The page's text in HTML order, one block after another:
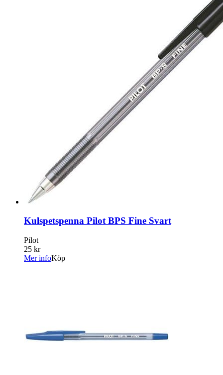
Kulspetspenna Pilot BPS Fine Svart
Pilot
25 kr
Mer infoKöp